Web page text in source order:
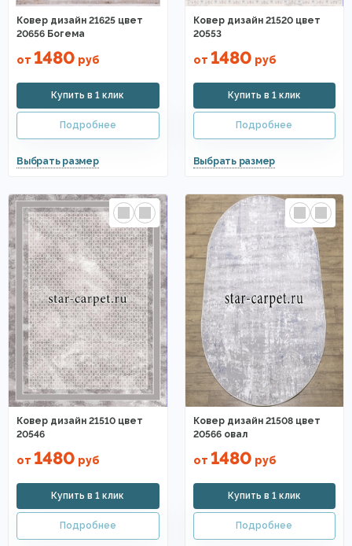
Ковер дизайн 21625 цвет
20656 Богема
от 1480 руб
Ковер дизайн 21520 цвет
20553
от 1480 руб
Ковер дизайн 21510 цвет
20546
от 1480 руб
Ковер дизайн 21508 цвет
20566 овал
от 1480 руб